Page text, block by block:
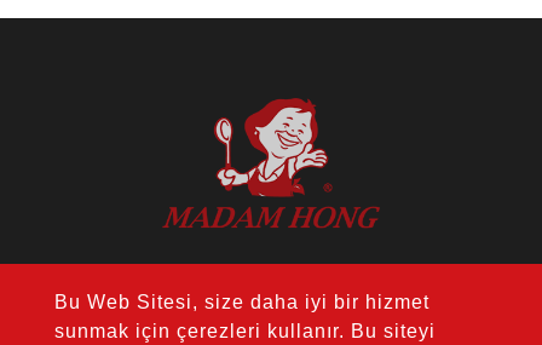
Bu Web Sitesi, size daha iyi bir hizmet
sunmak için çerezleri kullanır. Bu siteyi
ADRES：14F., No. 274, Sec. 1, Wenxin
Rd., Nantun Dist., Taichung City 408, Tayvan